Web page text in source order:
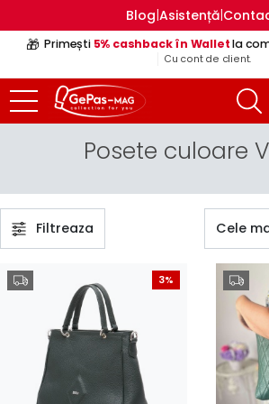
Blog|Asistență|
🎁 Primești 5% cashback în Walletla
Cu cont de client.
Posete culoare
Filtreaza
3%